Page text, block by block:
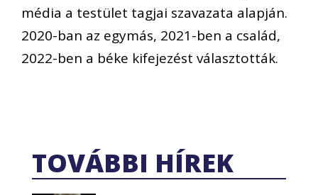
média a testület tagjai szavazata alapján.
2020-ban az egymás, 2021-ben a család,
2022-ben a béke kifejezést választották.
TOVÁBBI HÍREK